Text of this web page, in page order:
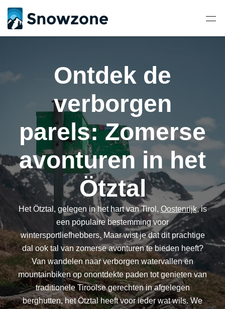
Ontdek de
verborgen
parels: Zomerse
avonturen in het
Ötztal
Het Ötztal, gelegen in het hart van Tirol, Oostenrijk, is
een populaire bestemming voor
wintersportliefhebbers. Maar wist je dat dit prachtige
dal ook tal van zomerse avonturen te bieden heeft?
Van wandelen naar verborgen watervallen en
mountainbiken op onontdekte paden tot genieten van
traditionele Tiroolse gerechten in afgelegen
berghutten, het Ötztal heeft voor ieder wat wils. We